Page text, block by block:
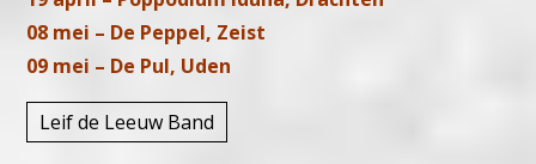
08 mei – De Peppel, Zeist
09 mei – De Pul, Uden
Leif de Leeuw Band